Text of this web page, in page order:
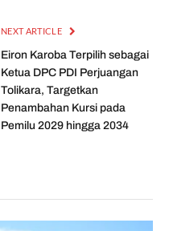
NEXT ARTICLE
Eiron Karoba Terpilih sebagai
Ketua DPC PDI Perjuangan
Tolikara, Targetkan
Penambahan Kursi pada
Pemilu 2029 hingga 2034